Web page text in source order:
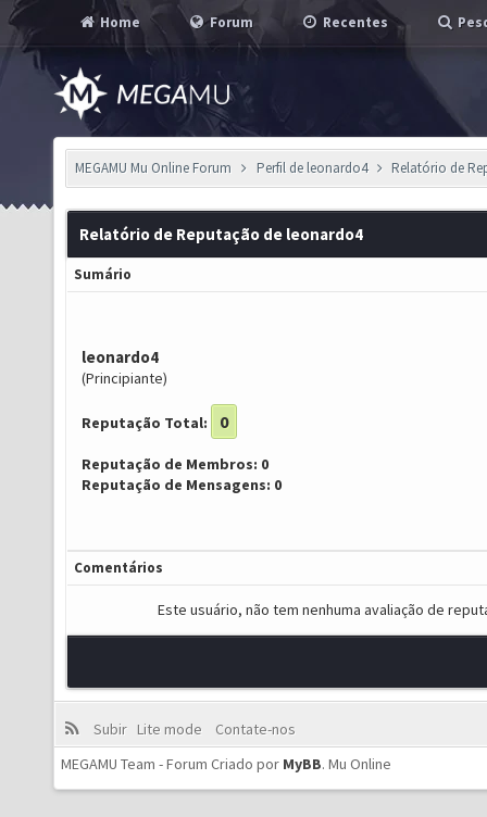
Home Forum Recentes
MEGAMU Mu Online Forum Perfil de leonardo4 Relatório de
Relatório de Reputação de leonardo4
Sumário
leonardo4
(Principiante)
Reputação Total: 0
Reputação de Membros: 0
Reputação de Mensagens: 0
Comentários
Este usuário, não tem nenhuma avaliação de
Subir Lite mode
Contate-nos
MEGAMU Team - Forum Criado por MyBB. Mu Online